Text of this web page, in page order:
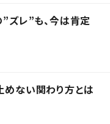
レ”も、今は肯定
ない関わり方とは